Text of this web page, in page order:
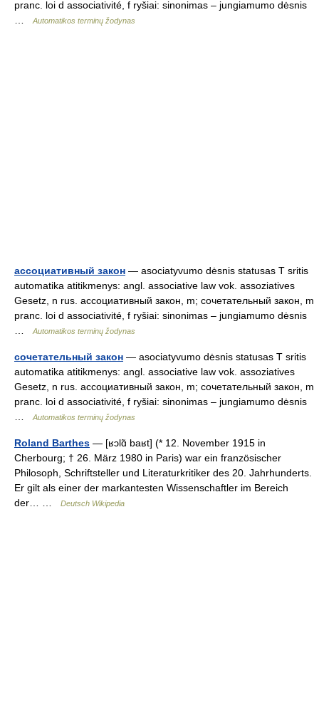
pranc. loi d associativité, f ryšiai: sinonimas – jungiamumo dėsnis
Automatikos terminų žodynas
ассоциативный закон — asociatyvumo dėsnis statusas T sritis
automatika atitikmenys: angl. associative law vok. assoziatives
Gesetz, n rus. ассоциативный закон, m; сочетательный закон, m
pranc. loi d associativité, f ryšiai: sinonimas – jungiamumo dėsnis
Automatikos terminų žodynas
сочетательный закон — asociatyvumo dėsnis statusas T sritis
automatika atitikmenys: angl. associative law vok. assoziatives
Gesetz, n rus. ассоциативный закон, m; сочетательный закон, m
pranc. loi d associativité, f ryšiai: sinonimas – jungiamumo dėsnis
Automatikos terminų žodynas
Roland Barthes — [ʁɔlɑ̃ baʁt] (* 12. November 1915 in
Cherbourg; † 26. März 1980 in Paris) war ein französischer
Philosoph, Schriftsteller und Literaturkritiker des 20. Jahrhunderts.
Er gilt als einer der markantesten Wissenschaftler im Bereich
der… …
Deutsch Wikipedia